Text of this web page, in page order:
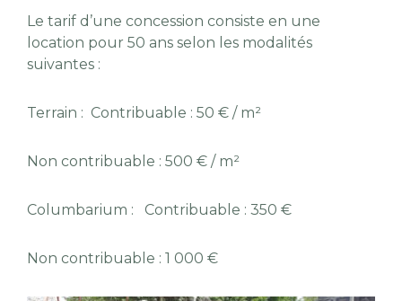
Le tarif d’une concession consiste en une
location pour 50 ans selon les modalités
suivantes :
Terrain : Contribuable : 50 € / m²
Non contribuable : 500 € / m²
Columbarium : Contribuable : 350 €
Non contribuable : 1 000 €